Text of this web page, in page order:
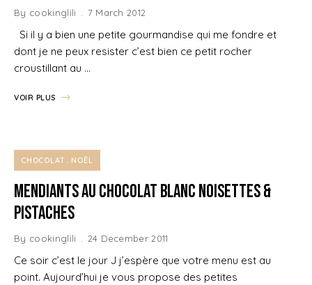
By cookinglili 7 March 2012
Si il y a bien une petite gourmandise qui me fondre et
dont je ne peux resister c’est bien ce petit rocher
croustillant au …
VOIR PLUS
CHOCOLAT NOËL
Mendiants au Chocolat blanc Noisettes &
Pistaches
By cookinglili 24 December 2011
Ce soir c’est le jour J j’espère que votre menu est au
point. Aujourd’hui je vous propose des petites